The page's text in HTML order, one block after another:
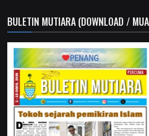
BULETIN MUTIARA (DOWNLOAD /